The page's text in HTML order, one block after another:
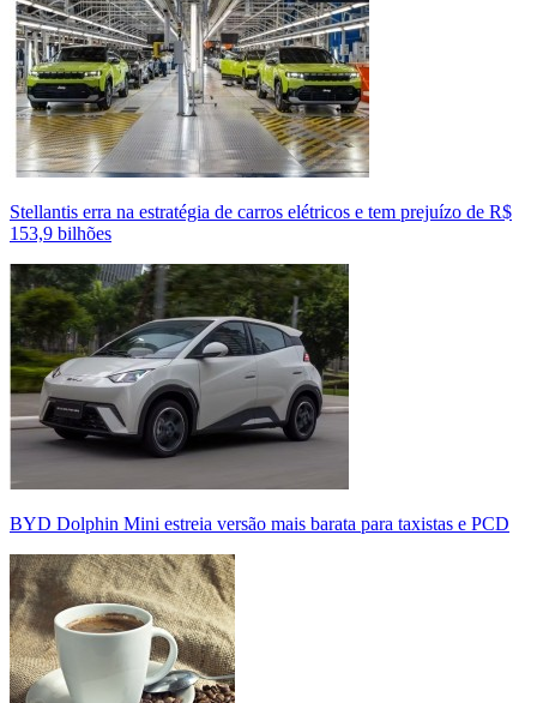
Stellantis erra na estratégia de carros elétricos e tem prejuízo de R$
153,9 bilhões
BYD Dolphin Mini estreia versão mais barata para taxistas e PCD